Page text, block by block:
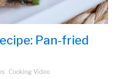
Pan-fried
Cooking Video